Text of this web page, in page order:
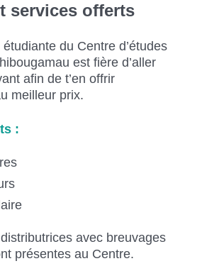
services offerts
du Centre d’études
est fière d’aller
afin de t’en offrir
meilleur prix.
:
avec breuvages
présentes au Centre.